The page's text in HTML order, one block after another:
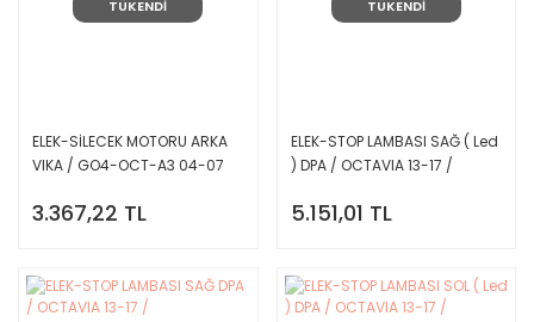
TÜKENDİ
ELEK-SİLECEK MOTORU ARKA
VIKA / GO4-OCT-A3 04-07
AQ7 /
3.367,22 TL
TÜKENDİ
ELEK-STOP LAMBASI SAĞ ( Led
) DPA / OCTAVIA 13-17 /
5.151,01 TL